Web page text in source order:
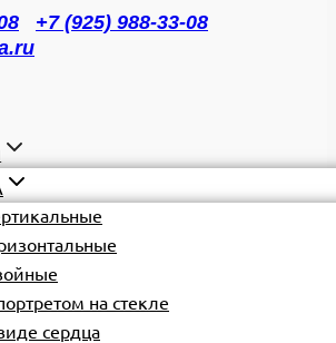
+7 (925) 988-33-08
на стекле
сердца